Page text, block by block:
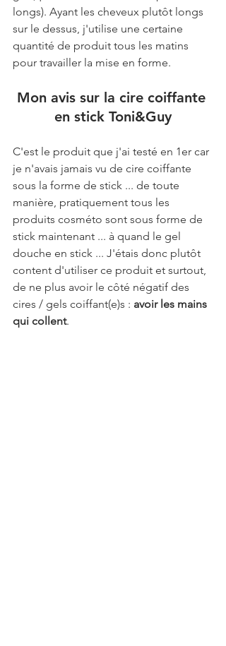
longs). Ayant les cheveux plutôt longs
sur le dessus, j'utilise une certaine
quantité de produit tous les matins
pour travailler la mise en forme.
Mon avis sur la cire coiffante
en stick Toni&Guy
C'est le produit que j'ai testé en 1er car
je n'avais jamais vu de cire coiffante
sous la forme de stick ... de toute
manière, pratiquement tous les
produits cosméto sont sous forme de
stick maintenant ... à quand le gel
douche en stick ... J'étais donc plutôt
content d'utiliser ce produit et surtout,
de ne plus avoir le côté négatif des
cires / gels coiffant(e)s : avoir les mains
qui collent.